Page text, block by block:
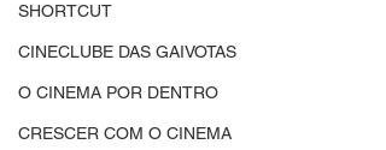
SHORTCUT
CINECLUBE DAS GAIVOTAS
O CINEMA POR DENTRO
CRESCER COM O CINEMA